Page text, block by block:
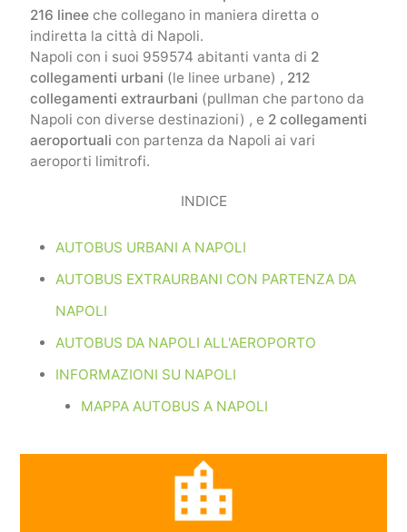
216 lineeche collegano in maniera diretta o
indiretta la città di Napoli.
Napoli con i suoi 959574 abitanti vanta di 2
collegamenti urbani (le linee urbane) , 212
collegamenti extraurbani (pullman che partono da
Napoli con diverse destinazioni) , e 2 collegamenti
aeroportuali con partenza da Napoli ai vari
aeroporti limitrofi.
INDICE
AUTOBUS URBANI A NAPOLI
AUTOBUS EXTRAURBANI CON PARTENZA DA
NAPOLI
AUTOBUS DA NAPOLI ALL'AEROPORTO
INFORMAZIONI SU NAPOLI
MAPPA AUTOBUS A NAPOLI
location_city